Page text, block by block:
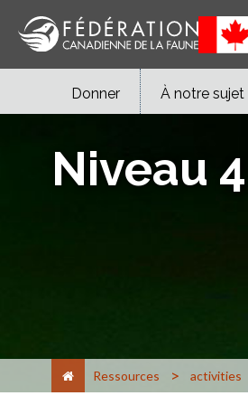
Donner À notre sujet
Niveau 4
Ressources > activities